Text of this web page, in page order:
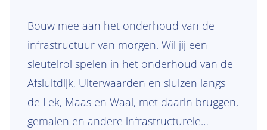
Bouw mee aan het onderhoud van de
infrastructuur van morgen. Wil jij een
sleutelrol spelen in het onderhoud van de
Afsluitdijk, Uiterwaarden en sluizen langs
de Lek, Maas en Waal, met daarin bruggen,
gemalen en andere infrastructurele